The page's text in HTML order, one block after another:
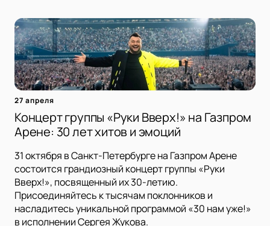
27 апреля
Концерт группы «Руки Вверх!» на Газпром
Арене: 30 лет хитов и эмоций
31 октября в Санкт-Петербурге на Газпром Арене
состоится грандиозный концерт группы «Руки
Вверх!», посвященный их 30-летию.
Присоединяйтесь к тысячам поклонников и
насладитесь уникальной программой «30 нам уже!»
в исполнении Сергея Жукова.